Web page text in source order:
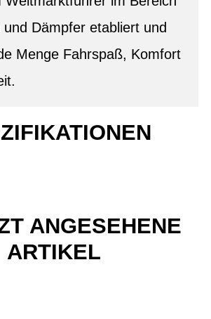
und Dämpfer etabliert und
Menge Fahrspaß, Komfort
ANGESEHENE
ARTIKEL